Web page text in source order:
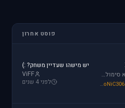
פוסט אחרון
אי אל 2 הוא סימולטור מלחמת העולם השניה מבית Oleg Maddox. טוס בספיטפייר ומוסטנג ושנה את ההיסטוריה במלחמות מעל שמי אירופה, צפון אפריקה והמזרח הרחוק.
SoNiC306
יש מישהו שעדיין משחק? :)
ViFF
לפני 4 שנים